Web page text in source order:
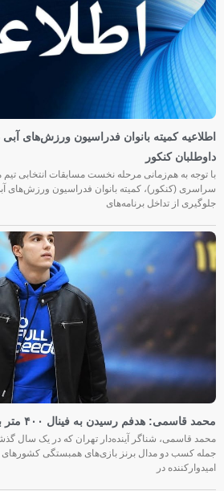
اطلاعیه کمیته بانوان فدراسیون ورزش‌های آبی
داوطلبان کنکور
با توجه به هم‌زمانی مرحله نخست مسابقات انتخابی تیم
سراسری (کنکور)، کمیته بانوان فدراسیون ورزش‌های آبی
جلوگیری از تداخل برنامه‌های
محمد قاسمی: هدفم رسیدن به فینال ۴۰۰ متر بازی‌های آسیایی ناگویاست
محمد قاسمی، شناگر آینده‌دار تهران که در یک سال گذشته
جمله کسب دو مدال برنز بازی‌های همبستگی کشورهای
امیدوارکننده در